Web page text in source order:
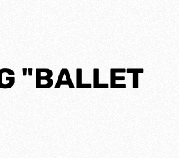
"BALLET